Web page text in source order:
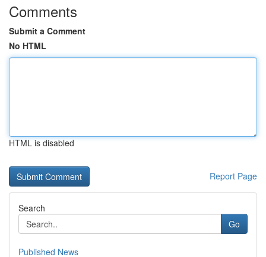
Comments
Submit a Comment
No HTML
HTML is disabled
Report Page
Search
Go
Published News